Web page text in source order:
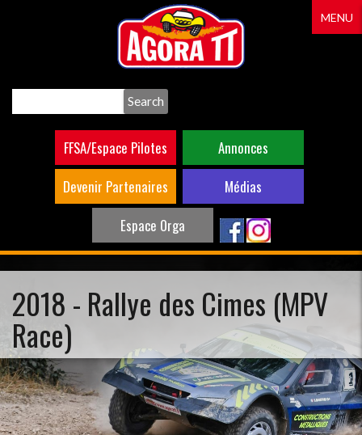
FFSA/Espace Pilotes
Annonces
Devenir Partenaires
Médias
Espace Orga
MENU
2018 - Rallye des Cimes (MPV
Race)